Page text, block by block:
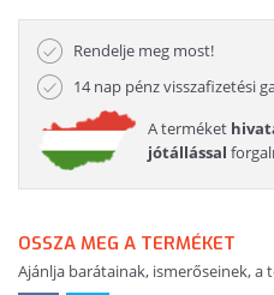
Rendelje meg most!
14 nap pénz visszafizetési
A terméket
jótállással
OSSZA MEG A TERMÉKET
Ajánlja barátainak, ismerőseinek, a